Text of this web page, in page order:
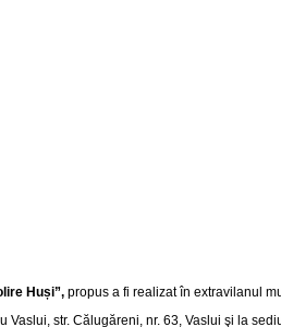
Huși”, propus a fi realizat în extravilanul
str. Călugăreni, nr. 63, Vaslui şi la